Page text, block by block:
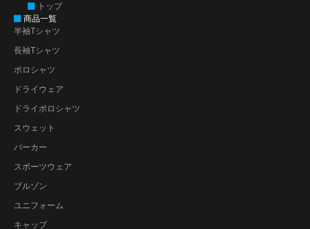
トップ
商品一覧
半袖Tシャツ
長袖Tシャツ
ポロシャツ
ドライウェア
ドライポロシャツ
スウェット
パーカー
スポーツウェア
ブルゾン
ユニフォーム
キャップ